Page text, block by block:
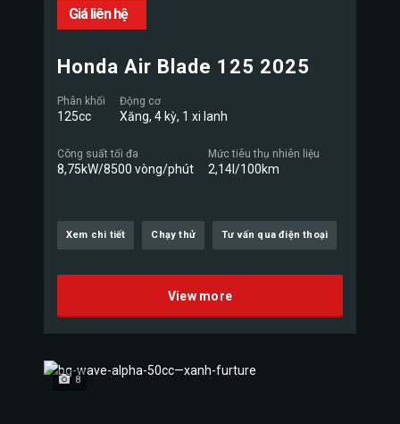
Giá liên hệ
Honda Air Blade 125 2025
Phân khối
125cc
Động cơ
Xăng, 4 kỳ, 1 xi lanh
Công suất tối đa
8,75kW/8500 vòng/phút
Mức tiêu thụ nhiên liệu
2,14l/100km
Xem chi tiết Chạy thử Tư vấn qua điện thoại
View more
8